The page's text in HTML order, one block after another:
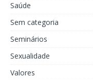
Saúde
Sem categoria
Seminários
Sexualidade
Valores